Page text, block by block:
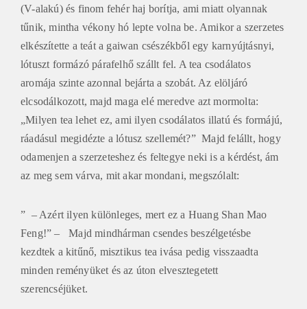
(V-alakú) és finom fehér haj borítja, ami miatt olyannak
tűnik, mintha vékony hó lepte volna be. Amikor a szerzetes
elkészítette a teát a gaiwan csészékből egy karnyújtásnyi,
lótuszt formázó párafelhő szállt fel. A tea csodálatos
aromája szinte azonnal bejárta a szobát. Az elöljáró
elcsodálkozott, majd maga elé meredve azt mormolta:
„Milyen tea lehet ez, ami ilyen csodálatos illatú és formájú,
ráadásul megidézte a lótusz szellemét?” Majd felállt, hogy
odamenjen a szerzeteshez és feltegye neki is a kérdést, ám
az meg sem várva, mit akar mondani, megszólalt:
” – Azért ilyen különleges, mert ez a Huang Shan Mao
Feng!” – Majd mindhárman csendes beszélgetésbe
kezdtek a kitűnő, misztikus tea ivása pedig visszaadta
minden reményüket és az úton elvesztegetett
szerencséjüket.